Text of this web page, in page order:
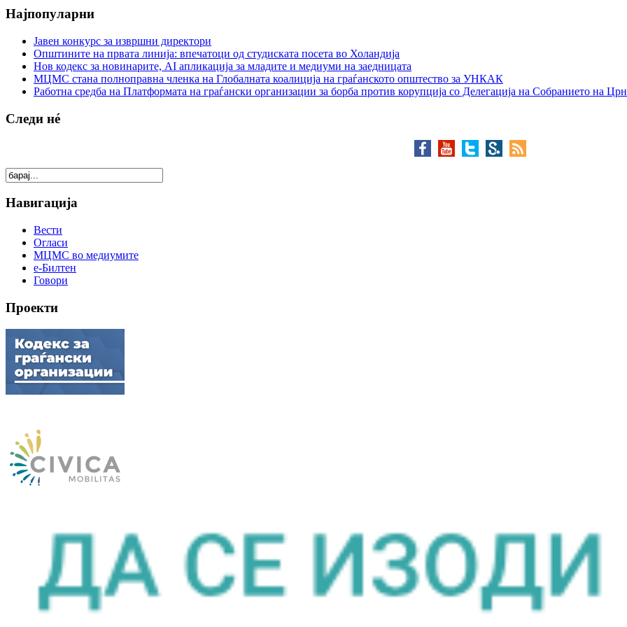
Најпопуларни
Јавен конкурс за извршни директори
Општините на првата линија: впечатоци од студиската посета во Холандија
Нов кодекс за новинарите, AI апликација за младите и медиуми на заедницата
МЦМС стана полноправна членка на Глобалната коалиција на граѓанското општество за УНКАК
Работна средба на Платформата на граѓански организации за борба против корупција со Делегација на Собранието на
Следи нé
Навигација
Вести
Огласи
МЦМС во медиумите
е-Билтен
Говори
Проекти